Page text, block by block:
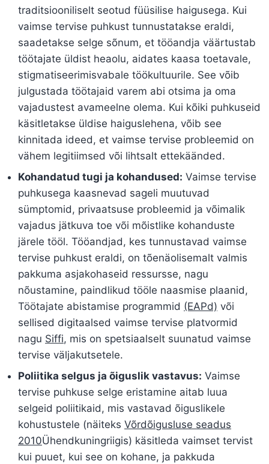
traditsiooniliselt seotud füüsilise haigusega. Kui
vaimse tervise puhkust tunnustatakse eraldi,
saadetakse selge sõnum, et tööandja väärtustab
töötajate üldist heaolu, aidates kaasa toetavale,
stigmatiseerimisvabale töökultuurile. See võib
julgustada töötajaid varem abi otsima ja oma
vajadustest avameelne olema. Kui kõiki puhkuseid
käsitletakse üldise haiguslehena, võib see
kinnitada ideed, et vaimse tervise probleemid on
vähem legitiimsed või lihtsalt ettekäänded.
Kohandatud tugi ja kohandused: Vaimse tervise
puhkusega kaasnevad sageli muutuvad
sümptomid, privaatsuse probleemid ja võimalik
vajadus jätkuva toe või mõistlike kohanduste
järele tööl. Tööandjad, kes tunnustavad vaimse
tervise puhkust eraldi, on tõenäolisemalt valmis
pakkuma asjakohaseid ressursse, nagu
nõustamine, paindlikud tööle naasmise plaanid,
Töötajate abistamise programmid (EAPd) või
sellised digitaalsed vaimse tervise platvormid
nagu Siffi, mis on spetsiaalselt suunatud vaimse
tervise väljakutsetele.
Poliitika selgus ja õiguslik vastavus: Vaimse
tervise puhkuse selge eristamine aitab luua
selgeid poliitikaid, mis vastavad õiguslikele
kohustustele (näiteks Võrdõigusluse seadus
2010Ühendkuningriigis) käsitleda vaimset tervist
kui puuet, kui see on kohane, ja pakkuda